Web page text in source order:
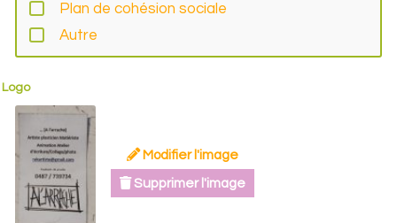
Plan de cohésion sociale
Autre
Logo
Modifier l'image
Supprimer l'image